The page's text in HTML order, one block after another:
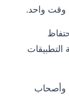
وقت واحد.
وأصحاب